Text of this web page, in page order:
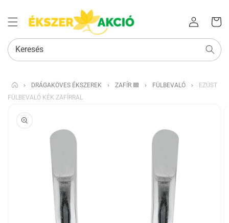
Bejelentkezés
kosara
Keresés
› DRÁGAKÖVES ÉKSZEREK › ZAFÍR 🟦 › FÜLBEVALÓ ›
EZÜST
FÜLBEVALÓ KÉK ZAFÍRRAL
UGRÁS A
TERMÉKADATOKRA